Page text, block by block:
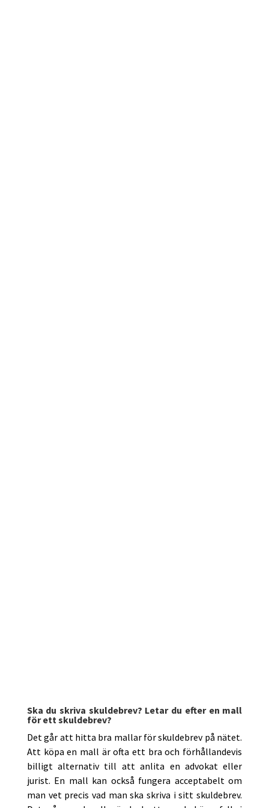
Ska du skriva skuldebrev? Letar du efter en mall
för ett skuldebrev?
Det går att hitta bra mallar för skuldebrev på nätet.
Att köpa en mall är ofta ett bra och förhållandevis
billigt alternativ till att anlita en advokat eller
jurist. En mall kan också fungera acceptabelt om
man vet precis vad man ska skriva i sitt skuldebrev.